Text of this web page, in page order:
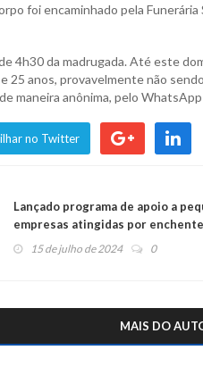
foi encaminhado pela Funerária
4h30 da madrugada. Até este
anos, provavelmente não
maneira anônima, pelo
no Twitter
Lançado programa de apoio a
empresas atingidas por
15 de julho de 2024 0
MAIS DO